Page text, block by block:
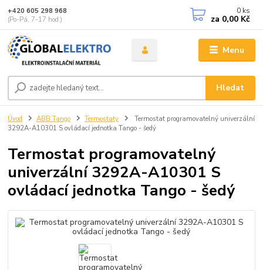
Menu
Hledat
+420 605 298 968
(Po-Pá, 7-17 hod.)
0 ks
za 0,00 Kč
Úvod ABB Tango Termostaty
Termostat programovatelný univerzální
3292A-A10301 S ovládací jednotka Tango - šedý
Termostat programovatelný
univerzální 3292A-A10301 S
ovládací jednotka Tango - šedý